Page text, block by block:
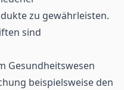
zu gewährleisten.
sind
Gesundheitswesen
beispielsweise den